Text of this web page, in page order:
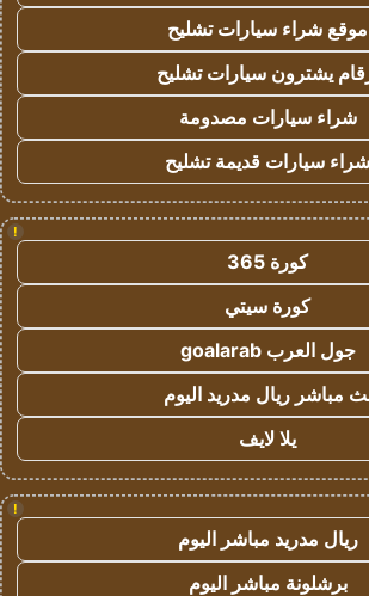
موقع شراء سيارات تشليح
يشترون سيارات تشليح
شراء سيارات مصدومة
شراء سيارات قديمة تشليح
!
كورة 365
كورة سيتي
جول العرب goalarab
مباشر ريال مدريد اليوم
يلا لايف
!
ريال مدريد مباشر اليوم
برشلونة مباشر اليوم